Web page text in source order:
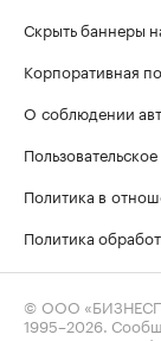
Скрыть баннеры
Корпоративная
О соблюдении
Политика в
Политика
© ООО
1995–2026 .